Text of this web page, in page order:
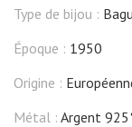
Type de bijou :
Époque : 1950
Origine :
Métal : Argent